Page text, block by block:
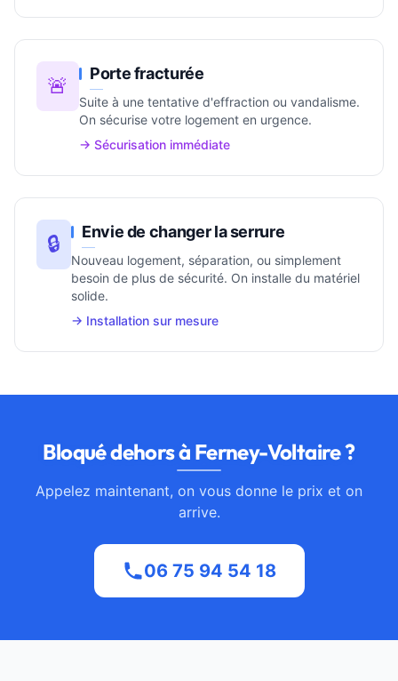
🚨 Porte fracturée
Suite à une tentative d'effraction ou vandalisme.
On sécurise votre logement en urgence.
→ Sécurisation immédiate
🔒 Envie de changer la serrure
Nouveau logement, séparation, ou simplement
besoin de plus de sécurité. On installe du matériel
solide.
→ Installation sur mesure
Bloqué dehors à Ferney-Voltaire ?
Appelez maintenant, on vous donne le prix et on
arrive.
06 75 94 54 18